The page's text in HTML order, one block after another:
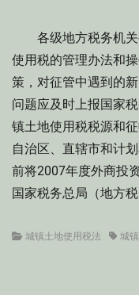
各级地方税务机关
使用税的管理办法和
策，对征管中遇到的
问题应及时上报国家
镇土地使用税税源和
自治区、直辖市和计
前将2007年度外商投
国家税务总局（地方税
Categories
城镇土地使用税法 Tags
城